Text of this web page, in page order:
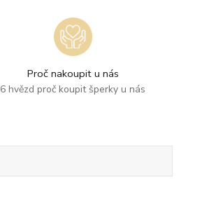
Proč nakoupit u nás
6 hvězd proč koupit šperky u nás